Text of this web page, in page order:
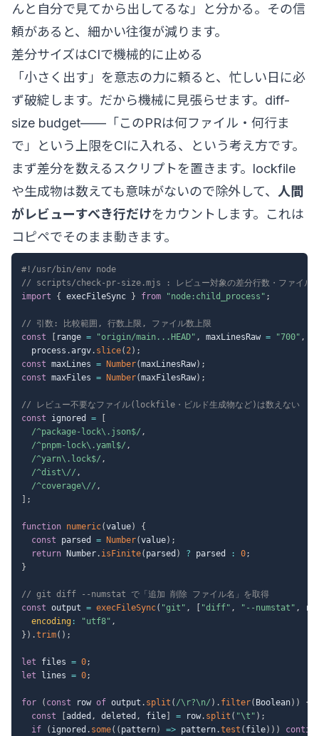
んと自分で見てから出してるな」と分かる。その信
頼があると、細かい往復が減ります。
差分サイズはCIで機械的に止める
「小さく出す」を意志の力に頼ると、忙しい日に必
ず破綻します。だから機械に見張らせます。diff-
size budget——「このPRは何ファイル・何行ま
で」という上限をCIに入れる、という考え方です。
まず差分を数えるスクリプトを置きます。lockfile
や生成物は数えても意味がないので除外して、 人間
がレビューすべき行だけをカウントします。これは
コピペでそのまま動きます。
#!/usr/bin/env node
// scripts/check-pr-size.mjs : レビュー対象の差分行数・ファイル数
import
{ execFileSync } from "node:child_process" ;
// 引数: 比較範囲, 行数上限, ファイル数上限
const
range = "origin/main...HEAD" , maxLinesRaw = "700" ,
  process
.argv. slice( 2) ;
const maxLines = Number(maxLinesRaw) ;
const maxFiles = Number(maxFilesRaw) ;
// レビュー不要なファイル(lockfile・ビルド生成物など)は数えない
const ignored =
/^package-lock\.json$/ ,
/^pnpm-lock\.yaml$/ ,
/^yarn\.lock$/ ,
/^dist\// ,
/^coverage\// ,
;
function numeric(value)
{
const parsed = Number(value) ;
return Number. isFinite( parsed ) ? parsed : 0;
}
// git diff --numstat で「追加 削除 ファイル名」を取得
const output = execFileSync( "git" , "diff" , "--numstat" ,
encoding : "utf8" ,
} ) .trim( ) ;
let files = 0;
let lines = 0;
for ( const row of output . split ( /\r?\n/ ) . filter( Boolean) )
{
const
added , deleted , file = row. split ( "\t" ) ;
if
( ignored . some( ( pattern) => pattern.test ( file) ) )